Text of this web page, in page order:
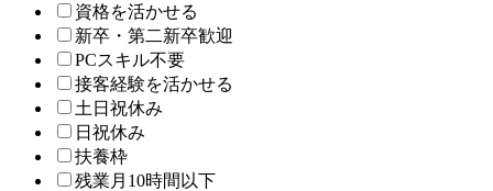
資格を活かせる
新卒・第二新卒歓迎
PCスキル不要
接客経験を活かせる
土日祝休み
日祝休み
扶養枠
残業月10時間以下